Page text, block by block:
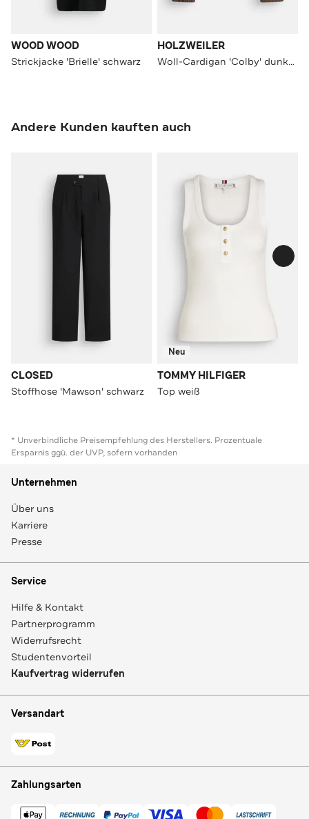
WOOD WOOD
Strickjacke 'Brielle' schwarz
HOLZWEILER
Woll-Cardigan 'Colby' dunkelbraun
Andere Kunden kauften auch
CLOSED
Stoffhose 'Mawson' schwarz
Neu
TOMMY HILFIGER
Top weiß
* Unverbindliche Preisempfehlung des Herstellers. Prozentuale
Ersparnis ggü. der UVP, sofern vorhanden
Unternehmen
Über uns
Karriere
Presse
Service
Hilfe & Kontakt
Partnerprogramm
Widerrufsrecht
Studentenvorteil
Kaufvertrag widerrufen
Versandart
Zahlungsarten